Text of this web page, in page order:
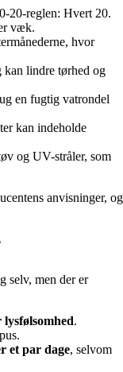
20-reglen: Hvert 20.
væk.
hvor
kan lindre tørhed og
en fugtig vatrondel
kan indeholde
og UV-stråler, som
anvisninger, og
selv, men der er
lysfølsomhed.
et par dage, selvom